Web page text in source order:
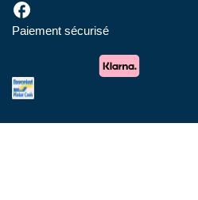
Paiement sécurisé